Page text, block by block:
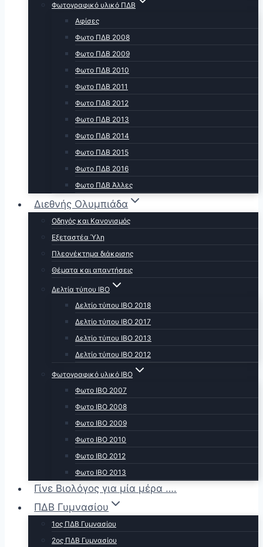
Φωτογραφικό υλικό ΠΔΒ
Αφίσες
Φωτο ΠΔΒ 2008
Φωτο ΠΔΒ 2009
Φωτο ΠΔΒ 2010
Φωτο ΠΔΒ 2011
Φωτο ΠΔΒ 2012
Φωτο ΠΔΒ 2013
Φωτο ΠΔΒ 2014
Φωτο ΠΔΒ 2015
Φωτο ΠΔΒ 2016
Φωτο ΠΔΒ Άλλες
Διεθνής Ολυμπιάδα
Οδηγός και Κανονισμός
Εξεταστέα Ύλη
Πλεονέκτημα διάκρισης
Θέματα και απαντήσεις
Δελτία τύπου ΙΒΟ
Δελτίο τύπου ΙΒΟ 2018
Δελτίο τύπου ΙΒΟ 2017
Δελτίο τύπου ΙΒΟ 2013
Δελτίο τύπου ΙΒΟ 2012
Φωτογραφικό υλικό ΙΒΟ
Φωτο ΙΒΟ 2007
Φωτο IBO 2008
Φωτο ΙΒΟ 2009
Φωτο ΙΒΟ 2010
Φωτο ΙΒΟ 2012
Φωτο ΙΒΟ 2013
Γίνε Βιολόγος για μία μέρα ….
ΠΔΒ Γυμνασίου
1ος ΠΔΒ Γυμνασίου
2ος ΠΔΒ Γυμνασίου